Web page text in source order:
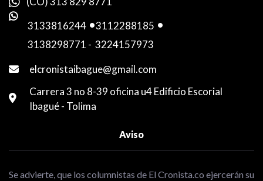
3133816244 -3112288185 -
3138298771 - 3224157973
elcronistaibague@gmail.com
Carrera 3 no 8-39 oficina u4 Edificio Escorial
Ibagué - Tolima
Aviso
Se advierte, que los columnistas de El Cronista.co ejercerán su